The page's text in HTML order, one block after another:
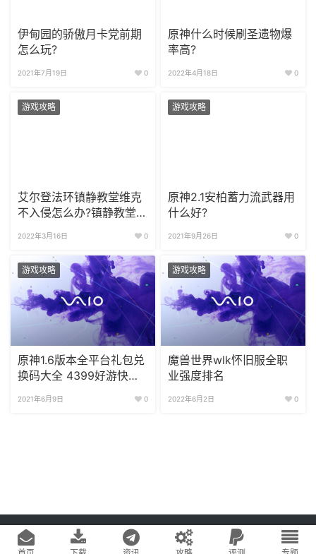
伊甸园的骄傲月卡党前期
怎么玩?
2021年7月19日 0
原神什么时候刷圣遗物爆
率高?
2022年4月18日 0
游戏攻略
艾尔登法环镇静教堂维克
不入侵怎么办?镇静教堂入
2022年3月16日 0
游戏攻略
原神2.1安柏蓄力流武器用
什么好?
2021年9月26日 0
游戏攻略
原神1.6版本全平台礼包兑
换码大全 4399好游快爆
2021年6月9日 0
游戏攻略
魔兽世界wlk怀旧服全职
业强度排名
2022年6月2日 0
Copyright © 2020 游戏易站 版权所有 鄂ICP备2022019269号-1
网站地图